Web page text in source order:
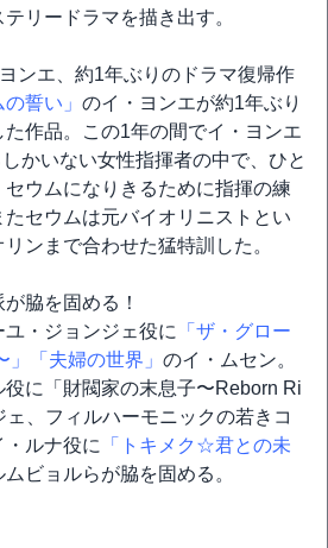
リードラマを描き出す。
ンエ、約1年ぶりのドラマ復帰作
誓い」 のイ・ヨンエが約1年ぶり
作品。この1年の間でイ・ヨンエ
かいない女性指揮者の中で、ひと
ウムになりきるために指揮の練
セウムは元バイオリニストとい
ンまで合わせた猛特訓した。
脇を固める！
・ジョンジェ役に
「ザ・グロー
「夫婦の世界」 のイ・ムセン。
に「財閥家の末息子〜Reborn Ri
、フィルハーモニックの若きコ
ルナ役に
「トキメク☆君との未
ビョルらが脇を固める。